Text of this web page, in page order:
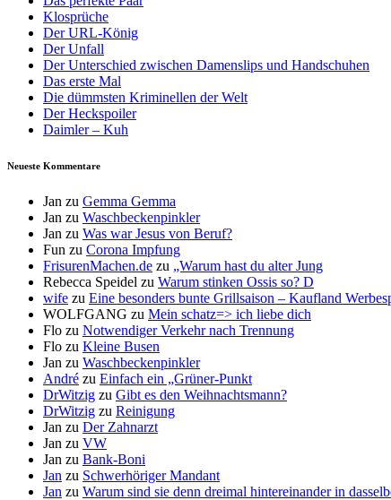
Klosprüche
Der URL-König
Der Unfall
Der Unterschied zwischen Damenslips und Handschuhen
Das erste Mal
Die dümmsten Kriminellen der Welt
Der Heckspoiler
Daimler – Kuh
Neueste Kommentare
Jan zu Gemma Gemma
Jan zu Waschbeckenpinkler
Jan zu Was war Jesus von Beruf?
Fun zu Corona Impfung
FrisurenMachen.de zu „Warum hast du alter Jung
Rebecca Speidel zu Warum stinken Ossis so? D
wife zu Eine besonders bunte Grillsaison – Kaufland
WOLFGANG zu Mein schatz=> ich liebe dich
Flo zu Notwendiger Verkehr nach Trennung
Flo zu Kleine Busen
Jan zu Waschbeckenpinkler
André zu Einfach ein „Grüner-Punkt
DrWitzig zu Gibt es den Weihnachtsmann?
DrWitzig zu Reinigung
Jan zu Der Zahnarzt
Jan zu VW
Jan zu Bank-Boni
Jan zu Schwerhöriger Mandant
Jan zu Warum sind sie denn dreimal hintereinander in